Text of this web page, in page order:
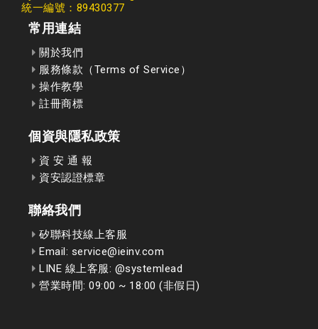
統一編號：89430377
常用連結
關於我們
服務條款（Terms of Service）
操作教學
註冊商標
個資與隱私政策
資 安 通 報
資安認證標章
聯絡我們
矽聯科技線上客服
Email: service@ieinv.com
LINE 線上客服: @systemlead
營業時間: 09:00 ~ 18:00 (非假日)